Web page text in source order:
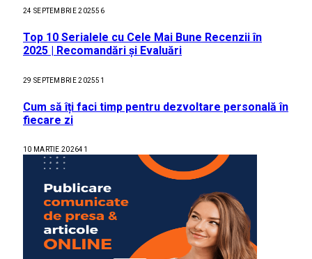
24 SEPTEMBRIE 202556
Top 10 Serialele cu Cele Mai Bune Recenzii în
2025 | Recomandări și Evaluări
29 SEPTEMBRIE 202551
Cum să îți faci timp pentru dezvoltare personală în
fiecare zi
10 MARTIE 202641